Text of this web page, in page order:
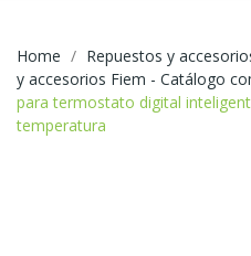
Home Repuestos y
y accesorios Fiem - Catálogo
para termostato digital
temperatura